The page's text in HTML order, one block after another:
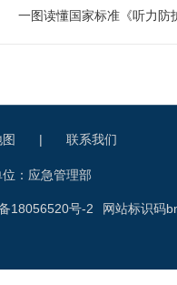
一图读懂国家标准《听力防
| 联系我们
位：应急管理部
网站标识码
18056520号-2